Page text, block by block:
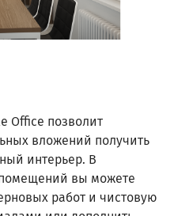
Office позволит
вложений получить
интерьер. В
вы можете
работ и чистовую